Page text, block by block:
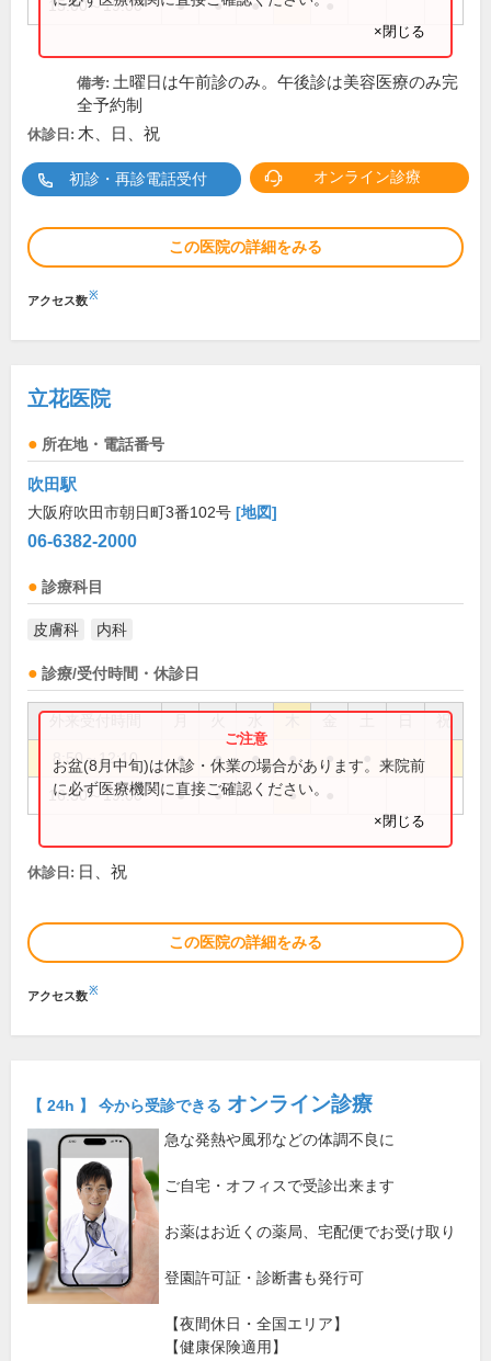
15:00～19:00 ● ● ●
×閉じる
備考: 土曜日は午前診のみ。午後診は美容医療のみ完
全予約制
休診日: 木、日、祝
初診・再診電話受付 オンライン診療
この医院の詳細をみる
アクセス数※
立花医院
所在地・電話番号
吹田駅
大阪府吹田市朝日町3番102号 [地図]
06-6382-2000
診療科目
皮膚科 内科
診療/受付時間・休診日
祝
8:50～12:10 ● ● ● ● ●
16:30～19:00 ● ● ●
お盆(8月中旬)は休診・休業の場合があります。来院前
に必ず医療機関に直接ご確認ください。
×閉じる
休診日: 日、祝
この医院の詳細をみる
アクセス数※
【 24h 】 今から受診できる オンライン診療
急な発熱や風邪などの体調不良に
ご自宅・オフィスで受診出来ます
お薬はお近くの薬局、宅配便でお受け取り
登園許可証・診断書も発行可
【夜間休日・全国エリア】
【健康保険適用】